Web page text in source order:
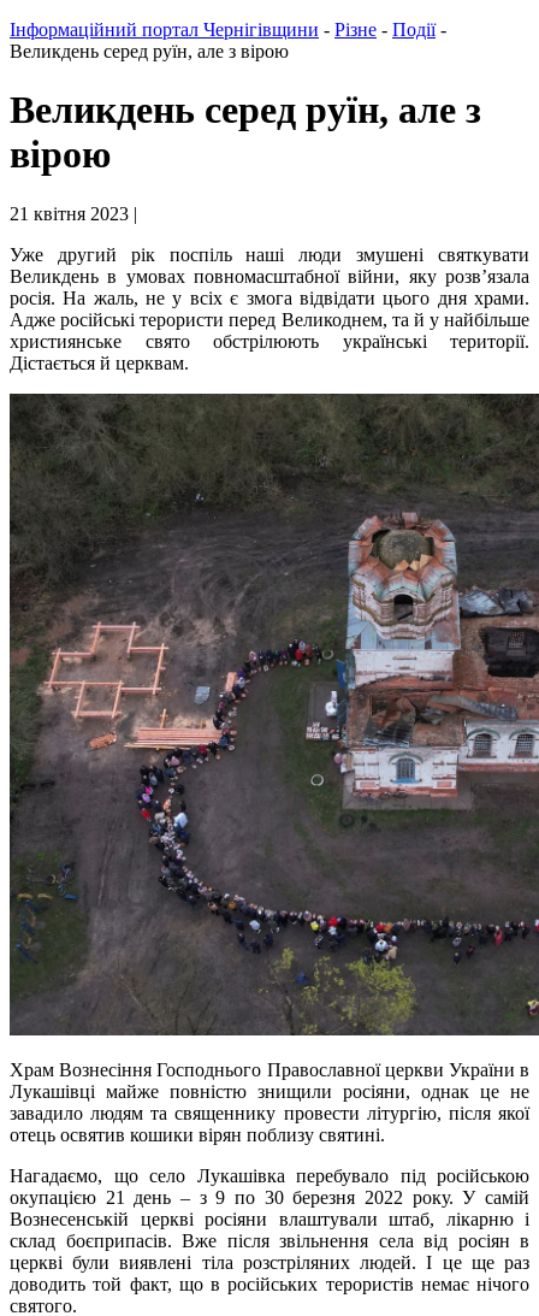
Інформаційний портал Чернігівщини - Різне - Події-
Великдень серед руїн, але з вірою
Великдень серед руїн, але з
вірою
21 квітня 2023 |
Уже другий рік поспіль наші люди змушені святкувати
Великдень в умовах повномасштабної війни, яку розв’язала
росія. На жаль, не у всіх є змога відвідати цього дня храми.
Адже російські терористи перед Великоднем, та й у найбільше
християнське свято обстрілюють українські території.
Дістається й церквам.
Храм Вознесіння Господнього Православної церкви України в
Лукашівці майже повністю знищили росіяни, однак це не
завадило людям та священнику провести літургію, після якої
отець освятив кошики вірян поблизу святині.
Нагадаємо, що село Лукашівка перебувало під російською
окупацією 21 день – з 9 по 30 березня 2022 року. У самій
Вознесенській церкві росіяни влаштували штаб, лікарню і
склад боєприпасів. Вже після звільнення села від росіян в
церкві були виявлені тіла розстріляних людей. І це ще раз
доводить той факт, що в російських терористів немає нічого
святого.